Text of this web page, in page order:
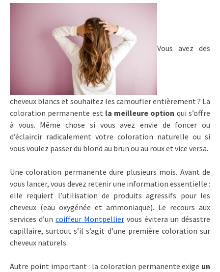
Vous avez des
cheveux blancs et souhaitez les camoufler entièrement ? La
coloration permanente est la meilleure option qui s’offre
à vous. Même chose si vous avez envie de foncer ou
d’éclaircir radicalement votre coloration naturelle ou si
vous voulez passer du blond au brun ou au roux et vice versa.
Une coloration permanente dure plusieurs mois. Avant de
vous lancer, vous devez retenir une information essentielle :
elle requiert l’utilisation de produits agressifs pour les
cheveux (eau oxygénée et ammoniaque). Le recours aux
services d’un coiffeur Montpellier vous évitera un désastre
capillaire, surtout s’il s’agit d’une première coloration sur
cheveux naturels.
Autre point important : la coloration permanente exige un